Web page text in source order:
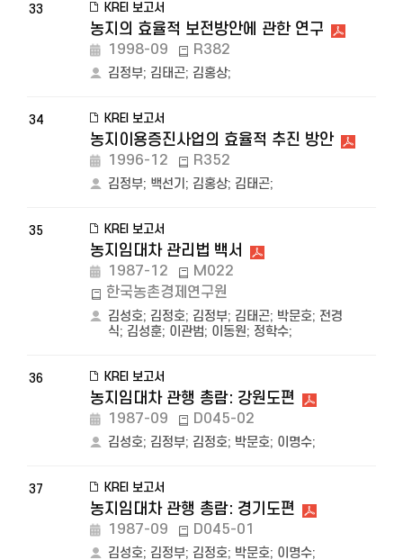
33 KREI 보고서
농지의 효율적 보전방안에 관한 연구
1998-09 R382
김정부; 김태곤; 김홍상;
34 KREI 보고서
농지이용증진사업의 효율적 추진 방안
1996-12 R352
김정부; 백선기 ; 김홍상; 김태곤;
35 KREI 보고서
농지임대차 관리법 백서
1987-12
M022
한국농촌경제연구원
김성호; 김정호; 김정부; 김태곤; 박문호; 전경
식; 김성훈; 이관범; 이동원; 정학수;
36 KREI 보고서
농지임대차 관행 총람: 강원도편
1987-09 D045-02
김성호; 김정부; 김정호; 박문호; 이명수;
37 KREI 보고서
농지임대차 관행 총람: 경기도편
1987-09 D045-01
김성호; 김정부; 김정호; 박문호; 이명수;